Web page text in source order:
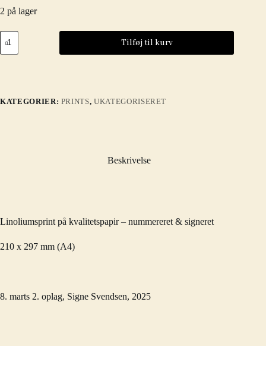
2 på lager
8.
marts
-
oplag
Tilføj til kurv
KATEGORIER: PRINTS,UKATEGORISERET
Beskrivelse
Linoliumsprint på kvalitetspapir – nummereret & signeret
210 x 297 mm (A4)
8. marts 2. oplag, Signe Svendsen, 2025